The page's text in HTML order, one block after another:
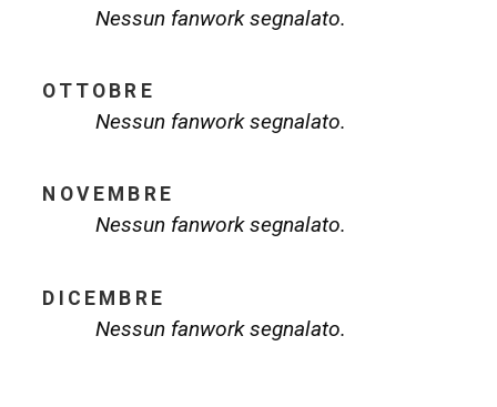
Nessun fanwork segnalato.
OTTOBRE
Nessun fanwork segnalato.
NOVEMBRE
Nessun fanwork segnalato.
DICEMBRE
Nessun fanwork segnalato.